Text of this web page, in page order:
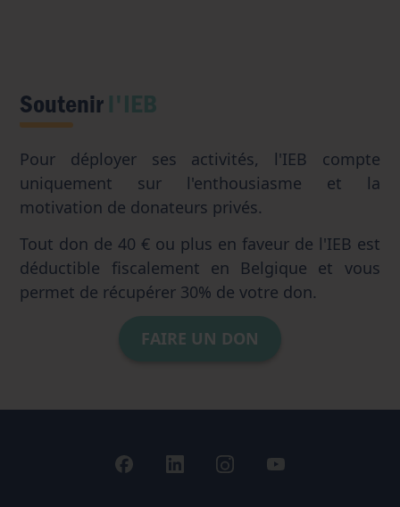
Soutenirl'IEB
Pour déployer ses activités, l'IEB compte
uniquement sur l'enthousiasme et la
motivation de donateurs privés.
Tout don de 40 € ou plus en faveur de l'IEB est
déductible fiscalement en Belgique et vous
permet de récupérer 30% de votre don.
FAIRE UN DON